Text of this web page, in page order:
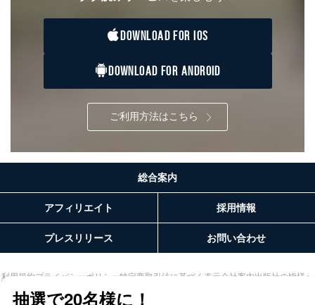
DOWNLOAD FOR IOS
DOWNLOAD FOR ANDROID
ご利用方法はこちら
総合案内
アフィリエイト 採用情報
プレスリリース お問い合わせ
利用規約プライバシーポリシー 特定商取引法に基づく表示会社案内出版社の皆様へ